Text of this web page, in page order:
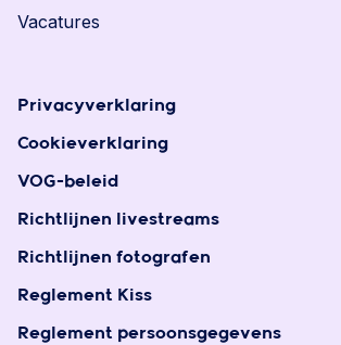
Vacatures
Privacyverklaring
Cookieverklaring
VOG-beleid
Richtlijnen livestreams
Richtlijnen fotografen
Reglement Kiss
Reglement persoonsgegevens